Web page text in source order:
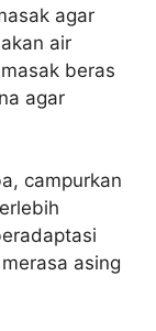
agar
air
beras
agar
campurkan
asing